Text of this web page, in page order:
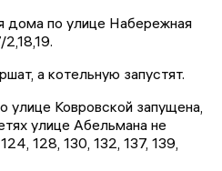
дома по улице Набережная
а котельную запустят.
улице Ковровской запущена,
улице Абельмана не
128, 130, 132, 137, 139,